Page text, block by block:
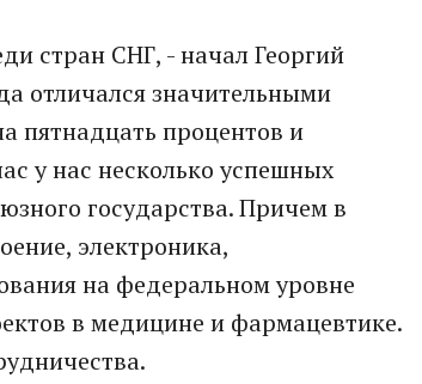
стран СНГ, - начал Георгий
отличался значительными
пятнадцать процентов и
у нас несколько успешных
государства. Причем в
электроника,
на федеральном уровне
в медицине и фармацевтике.